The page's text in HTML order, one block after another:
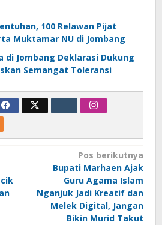
100 Relawan Pijat
Muktamar NU di Jombang
di Jombang Deklarasi Dukung
Semangat Toleransi
Pos berikutnya
Bupati Marhaen Ajak
Guru Agama Islam
Nganjuk Jadi Kreatif dan
Melek Digital, Jangan
Bikin Murid Takut